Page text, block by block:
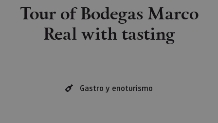
Tour of Bodegas Marco
Real with tasting
Gastro y enoturismo